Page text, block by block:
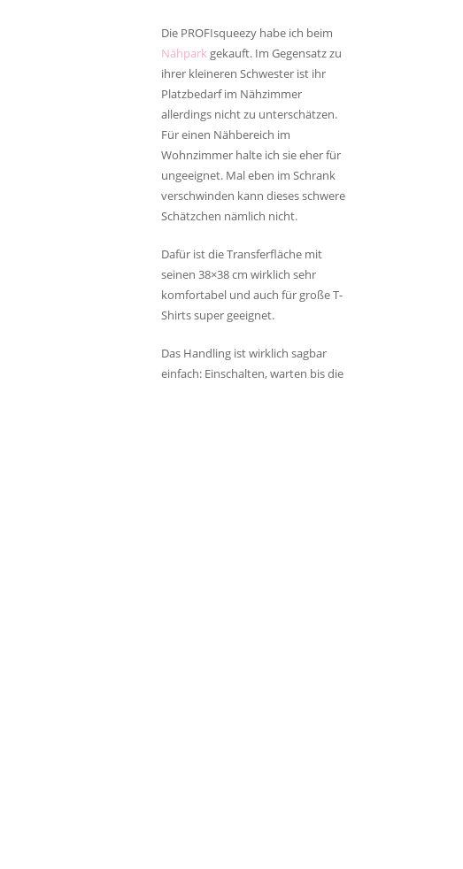
Die PROFIsqueezy habe ich beim
Nähpark gekauft. Im Gegensatz zu
ihrer kleineren Schwester ist ihr
Platzbedarf im Nähzimmer
allerdings nicht zu unterschätzen.
Für einen Nähbereich im
Wohnzimmer halte ich sie eher für
ungeeignet. Mal eben im Schrank
verschwinden kann dieses schwere
Schätzchen nämlich nicht.
Dafür ist die Transferfläche mit
seinen 38×38 cm wirklich sehr
komfortabel und auch für große T-
Shirts super geeignet.
Das Handling ist wirklich sagbar
einfach: Einschalten, warten bis die